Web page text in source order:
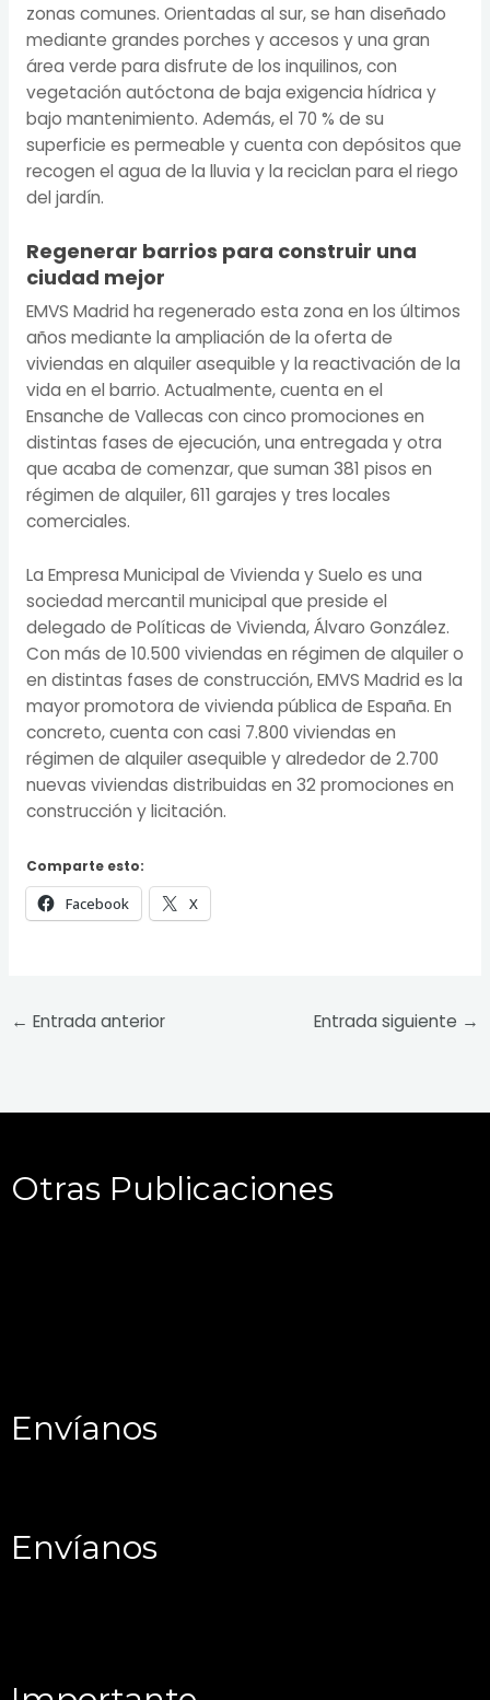
zonas comunes. Orientadas al sur, se han diseñado
mediante grandes porches y accesos y una gran
área verde para disfrute de los inquilinos, con
vegetación autóctona de baja exigencia hídrica y
bajo mantenimiento. Además, el 70 % de su
superficie es permeable y cuenta con depósitos que
recogen el agua de la lluvia y la reciclan para el riego
del jardín.
Regenerar barrios para construir una
ciudad mejor
EMVS Madrid ha regenerado esta zona en los últimos
años mediante la ampliación de la oferta de
viviendas en alquiler asequible y la reactivación de la
vida en el barrio. Actualmente, cuenta en el
Ensanche de Vallecas con cinco promociones en
distintas fases de ejecución, una entregada y otra
que acaba de comenzar, que suman 381 pisos en
régimen de alquiler, 611 garajes y tres locales
comerciales.
La Empresa Municipal de Vivienda y Suelo es una
sociedad mercantil municipal que preside el
delegado de Políticas de Vivienda, Álvaro González.
Con más de 10.500 viviendas en régimen de alquiler o
en distintas fases de construcción, EMVS Madrid es la
mayor promotora de vivienda pública de España. En
concreto, cuenta con casi 7.800 viviendas en
régimen de alquiler asequible y alrededor de 2.700
nuevas viviendas distribuidas en 32 promociones en
construcción y licitación.
Comparte esto:
Facebook X
← Entrada anterior Entrada siguiente →
Otras Publicaciones
Envíanos
Envíanos